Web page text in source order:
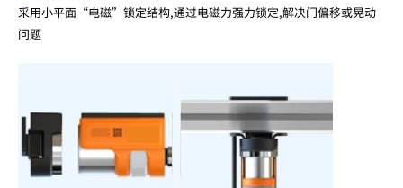
采用小平面“电磁”锁定结构,通过电磁力强力锁定,解决门偏移或晃动
问题